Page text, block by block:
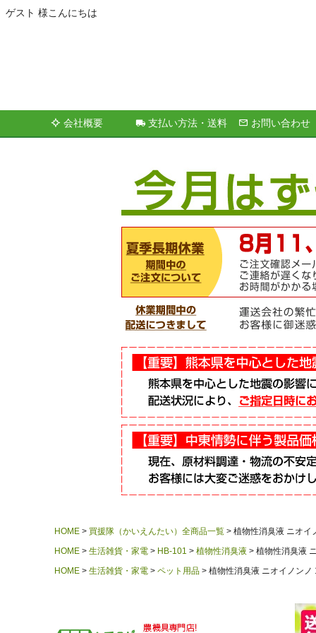
ゲスト 様こんにちは
会社概要 支払い方法・送料 お問い合わせ
HOME 買援隊（かいえんたい）全商品一覧
植物性消臭液 ニオイ
HOME
生活雑貨・家電 HB-101 植物性消臭液
植物性消臭液
HOME
生活雑貨・家電 ペット用品 植物性消臭液 ニオイノンノ